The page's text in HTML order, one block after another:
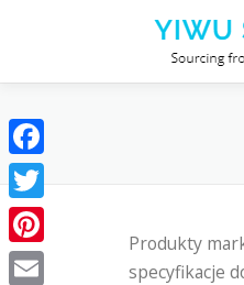
Produkty
specyfikacje
Facebook
Twitter
Pinterest